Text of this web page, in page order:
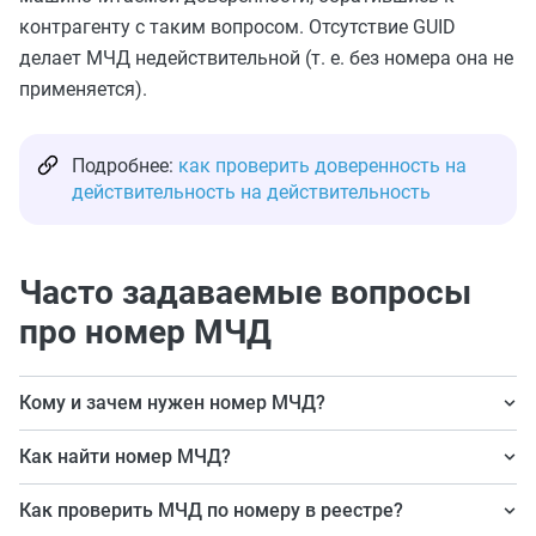
контрагенту с таким вопросом. Отсутствие GUID
делает МЧД недействительной (т. е. без номера она не
применяется).
Подробнее: как проверить доверенность на
действительность на действительность
Часто задаваемые вопросы
про номер МЧД
Кому и зачем нужен номер МЧД?
Массовое применение машиночитаемых документов
номеру GUID, по статусу, по полномочиям и т. п. С
Как найти номер МЧД?
Машиночитаемые документы создаются, нумеруются
Как проверить МЧД по номеру в реестре?